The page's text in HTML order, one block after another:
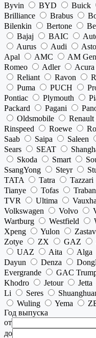
Byvin
BYD Buick
Brilliance
Brabus
Bilenkin
Bertone
Bajaj
BAIC
Aurus
Audi
Apal
AMC AM
Romeo
Adler Acura
Reliant
Ravon
Puma
PUCH
Pontiac
Plymouth
Packard
Pagani
Oldsmobile
Renault
Rinspeed
Roewe
Saab
Saipa Saleen
Sears
SEAT
Skoda
Smart
SsangYong
Steyr
TATA
Tatra Tazzari
Tianye
Tofas
TVR
Ultima
Volkswagen
Volvo
Wartburg
Westfield
Xpeng
Yulon
Zotye
ZX GAZ
UAZ
Aita Alga
Dayun
Denza
Evergrande
GAC
Khodro
Jetour Jetta
Li
Seres
Wuling
Yema
Год выпуска
от
до